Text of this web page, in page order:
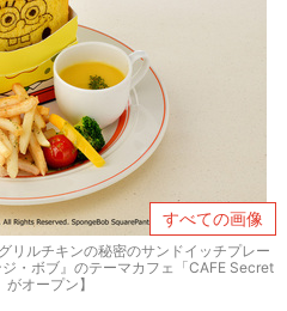
すべての画像
リルチキンの秘密のサンドイッチプレー
・ボブ』のテーマカフェ「CAFE Secret
オープン】